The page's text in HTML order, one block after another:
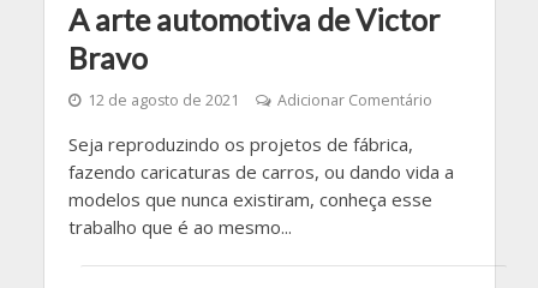
A arte automotiva de Victor
Bravo
12 de agosto de 2021 Adicionar Comentário
Seja reproduzindo os projetos de fábrica,
fazendo caricaturas de carros, ou dando vida a
modelos que nunca existiram, conheça esse
trabalho que é ao mesmo...